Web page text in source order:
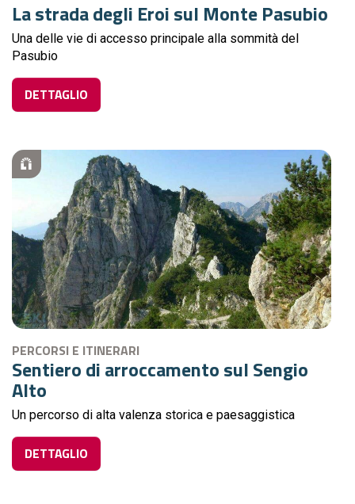
La strada degli Eroi sul Monte Pasubio
Una delle vie di accesso principale alla sommità del
Pasubio
DETTAGLIO
PERCORSI E ITINERARI
Sentiero di arroccamento sul Sengio
Alto
Un percorso di alta valenza storica e paesaggistica
DETTAGLIO